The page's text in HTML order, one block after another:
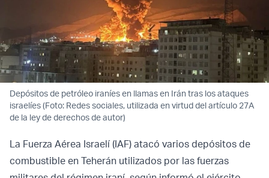
Depósitos de petróleo iraníes en llamas en Irán tras los ataques
israelíes (Foto: Redes sociales, utilizada en virtud del artículo 27A
de la ley de derechos de autor)
La Fuerza Aérea Israelí (IAF) atacó varios depósitos de
combustible en Teherán utilizados por las fuerzas